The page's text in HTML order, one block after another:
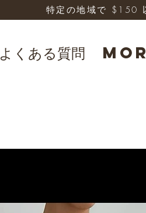
よくある質問
特定の地域で $150